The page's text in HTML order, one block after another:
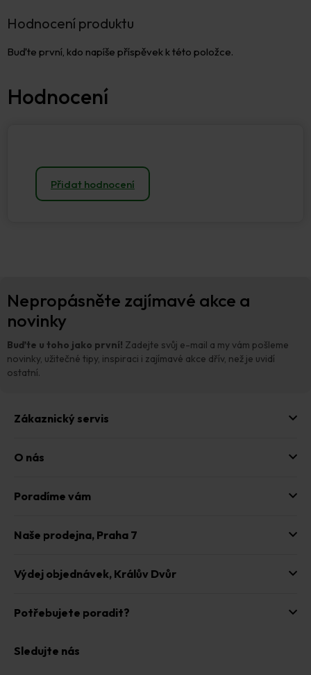
Hodnocení produktu
Buďte první, kdo napíše příspěvek k této položce.
Přidat hodnocení
Nepropásněte zajímavé akce a
novinky
Buďte u toho jako první! Zadejte svůj e-mail a my vám pošleme
novinky, užitečné tipy, inspiraci i zajímavé akce dřív, než je uvidí
ostatní.
Zákaznický servis
O nás
Poradíme vám
Naše prodejna, Praha 7
Výdej objednávek, Králův Dvůr
Potřebujete poradit?
Sledujte nás